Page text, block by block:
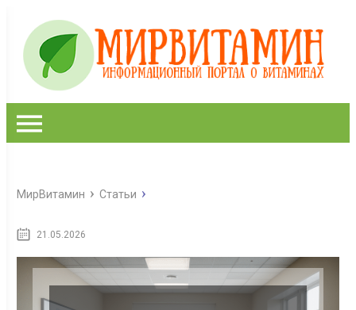
МирВитамин Статьи
21.05.2026